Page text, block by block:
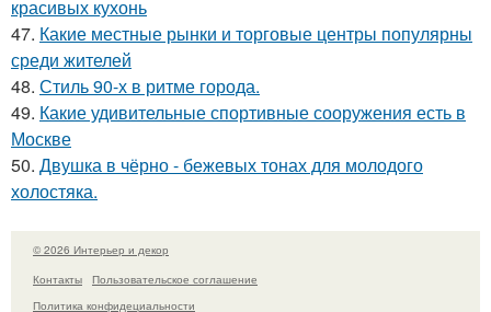
красивых кухонь
47. Какие местные рынки и торговые центры популярны
среди жителей
48. Стиль 90-х в ритме города.
49. Какие удивительные спортивные сооружения есть в
Москве
50. Двушка в чёрно - бежевых тонах для молодого
холостяка.
© 2026 Интерьер и декор
Контакты
Пользовательское соглашение
Политика конфидециальности